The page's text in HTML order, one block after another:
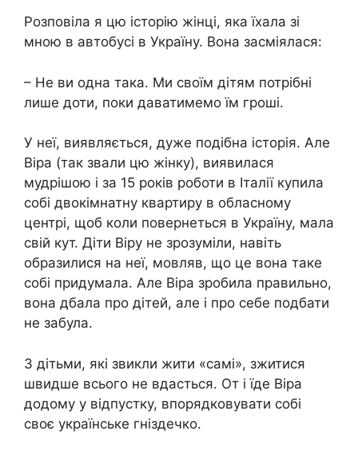
Розповіла я цю історію жінці, яка їхала зі
мною в автобусі в Україну. Вона засміялася:
– Не ви одна така. Ми своїм дітям потрібні
лише доти, поки даватимемо їм гроші.
У неї, виявляється, дуже подібна історія. Але
Віра (так звали цю жінку), виявилася
мудрішою і за 15 років роботи в Італії купила
собі двокімнатну квартиру в обласному
центрі, щоб коли повернеться в Україну, мала
свій кут. Діти Віру не зрозуміли, навіть
образилися на неї, мовляв, що це вона таке
собі придумала. Але Віра зробила правильно,
вона дбала про дітей, але і про себе подбати
не забула.
З дітьми, які звикли жити «самі», зжитися
швидше всього не вдасться. От і їде Віра
додому у відпустку, впорядковувати собі
своє українське гніздечко.